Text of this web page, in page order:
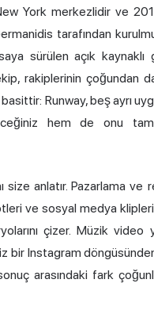
York merkezlidir ve
tarafından
sürülen açık
rakiplerinin
basittir: Runway, beş ayrı
hem de onu
size anlatır. Pazarlama
ve sosyal medya klipleri
çizer. Müzik video
bir Instagram
arasındaki fark